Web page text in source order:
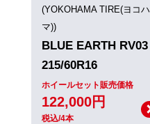
(YOKOHAMA TIRE(ヨコハ
マ))
BLUE EARTH RV03
215/60R16
ホイールセット販売価格
122,000円
税込/4本